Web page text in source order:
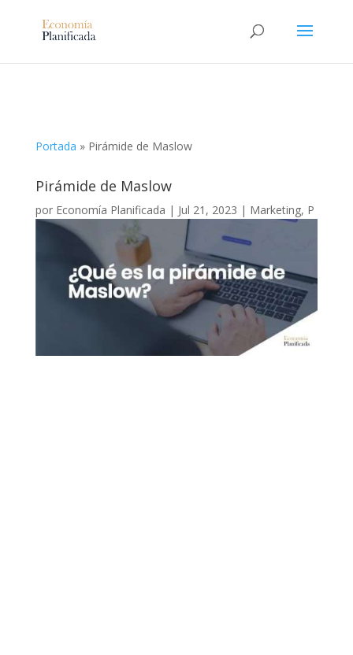
Portada » Pirámide de Maslow
Pirámide de Maslow
por Economía Planificada | Jul 21, 2023 | Marketing, P